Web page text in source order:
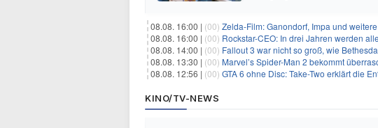
08.08. 16:00 | (00) Zelda-Film: Ganondorf, Impa und
08.08. 16:00 | (00) Rockstar-CEO: In drei Jahren werden
08.08. 14:00 | (00) Fallout 3 war nicht so groß, wie
08.08. 13:30 | (00) Marvel’s Spider-Man 2 bekommt
08.08. 12:56 | (00) GTA 6 ohne Disc: Take-Two erklärt die
KINO/TV-NEWS